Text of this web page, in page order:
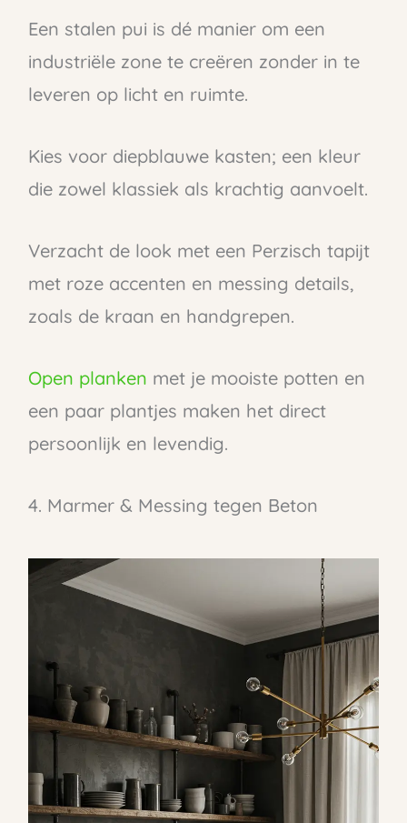
Een stalen pui is dé manier om een
industriële zone te creëren zonder in te
leveren op licht en ruimte.
Kies voor diepblauwe kasten; een kleur
die zowel klassiek als krachtig aanvoelt.
Verzacht de look met een Perzisch tapijt
met roze accenten en messing details,
zoals de kraan en handgrepen.
Open planken met je mooiste potten en
een paar plantjes maken het direct
persoonlijk en levendig.
4. Marmer & Messing tegen Beton